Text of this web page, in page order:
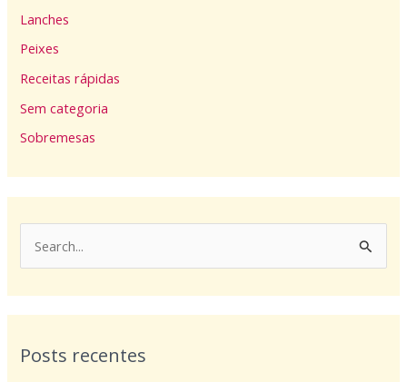
Lanches
Peixes
Receitas rápidas
Sem categoria
Sobremesas
s
u
Posts recentes